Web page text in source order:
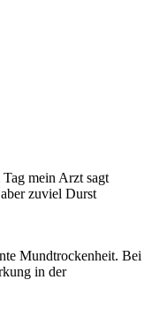
mein Arzt sagt
zuviel Durst
Mundtrockenheit. Bei
in der